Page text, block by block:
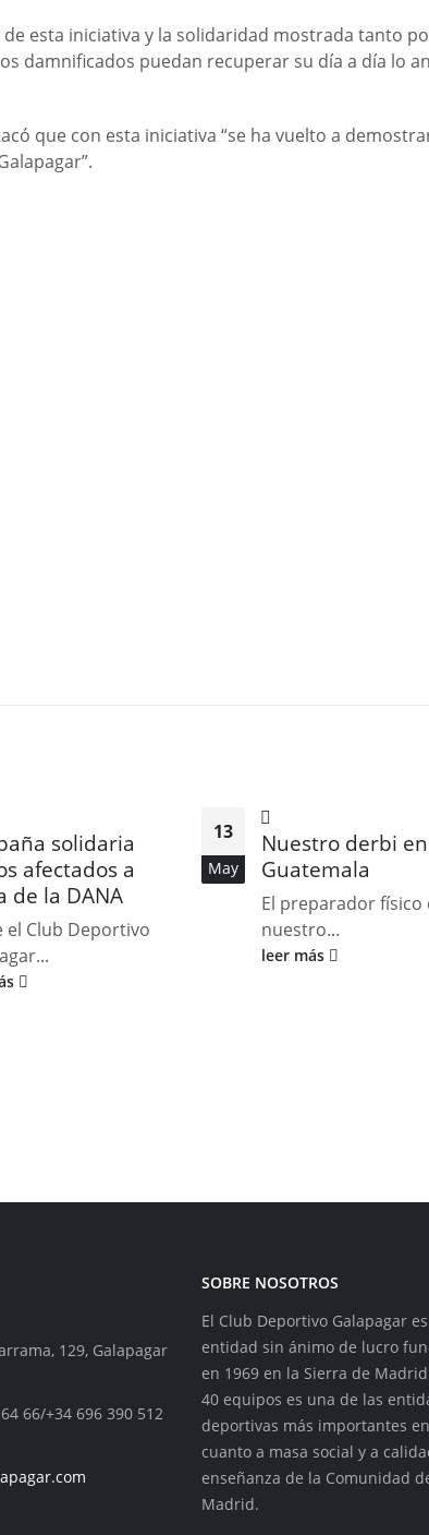
esta iniciativa y la solidaridad mostrada tanto
damnificados puedan recuperar su día a día lo
que con esta iniciativa “se ha vuelto a
solidaria
afectados a
de la DANA
el Club Deportivo
13
May
Nuestro derbi en
Guatemala
El preparador físico
nuestro...
leer más
129, Galapagar
66/+34 696 390 512
SOBRE NOSOTROS
El Club Deportivo Galapagar
entidad sin ánimo de lucro
en 1969 en la Sierra de
40 equipos es una de las
deportivas más importantes en
cuanto a masa social y a
enseñanza de la Comunidad
Madrid.